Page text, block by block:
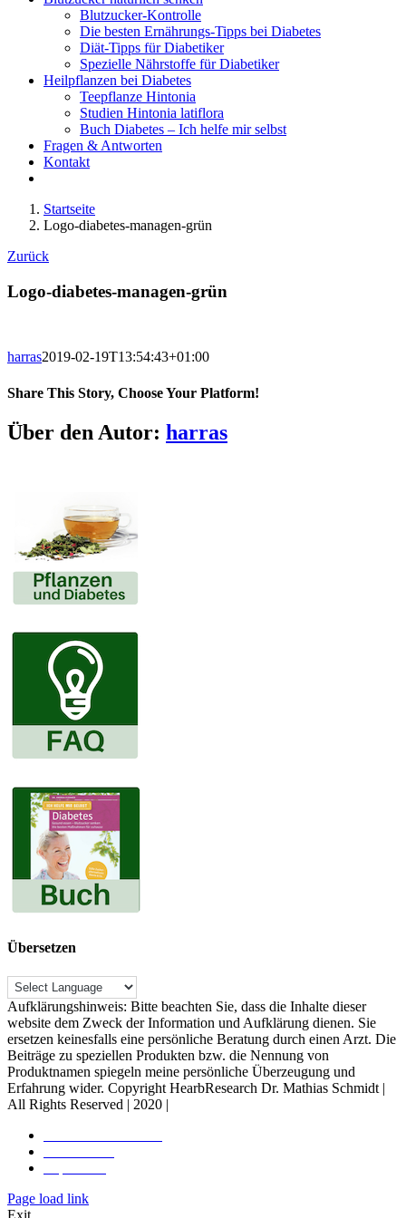
Blutzucker-Kontrolle
Die besten Ernährungs-Tipps bei Diabetes
Diät-Tipps für Diabetiker
Spezielle Nährstoffe für Diabetiker
Heilpflanzen bei Diabetes
Teepflanze Hintonia
Studien Hintonia latiflora
Buch Diabetes – Ich helfe mir selbst
Fragen & Antworten
Kontakt
Startseite
Logo-diabetes-managen-grün
Zurück
Logo-diabetes-managen-grün
harras2019-02-19T13:54:43+01:00
Share This Story, Choose Your Platform!
Facebook
X
LinkedIn
Pinterest
E-
Mail
Über den Autor: harras
Übersetzen
Aufklärungshinweis: Bitte beachten Sie, dass die Inhalte dieser
website dem Zweck der Information und Aufklärung dienen. Sie
ersetzen keinesfalls eine persönliche Beratung durch einen Arzt. Die
Beiträge zu speziellen Produkten bzw. die Nennung von
Produktnamen spiegeln meine persönliche Überzeugung und
Erfahrung wider. Copyright HearbResearch Dr. Mathias Schmidt |
All Rights Reserved | 2020 |
Toggle
Sliding
Page load link
Exit